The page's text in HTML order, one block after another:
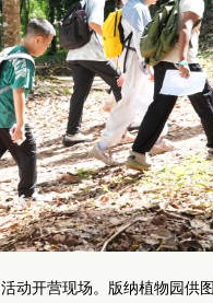
活动开营现场。版纳植物园供图